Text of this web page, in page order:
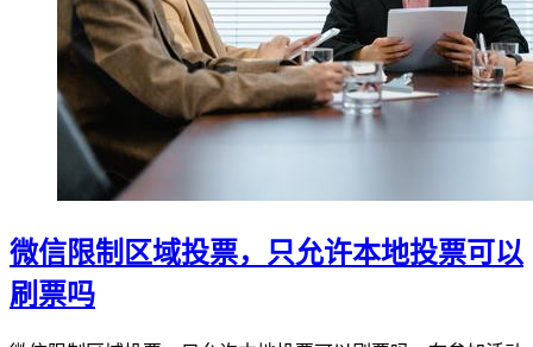
微信限制区域投票，只允许本地投票可以
刷票吗